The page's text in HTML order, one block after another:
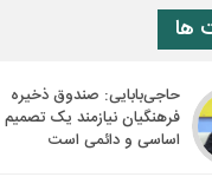
ها
حاجی‌بابایی: صندوق ذخیره
فرهنگیان نیازمند یک تصمیم
اساسی و دائمی است